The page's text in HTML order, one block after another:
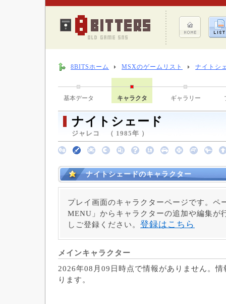
8BITSホーム MSXのゲームリスト ナイトシ
基本データ キャラクタ ギャラリー
ナイトシェード
ジャレコ （ 1985年 ）
ナイトシェードのキャラクター
プレイ画面のキャラクターページです。ペ
MENU」からキャラクターの追加や編集が
しご登録ください。 登録はこちら
メインキャラクター
2026年08月09日時点で情報がありません。
ります。